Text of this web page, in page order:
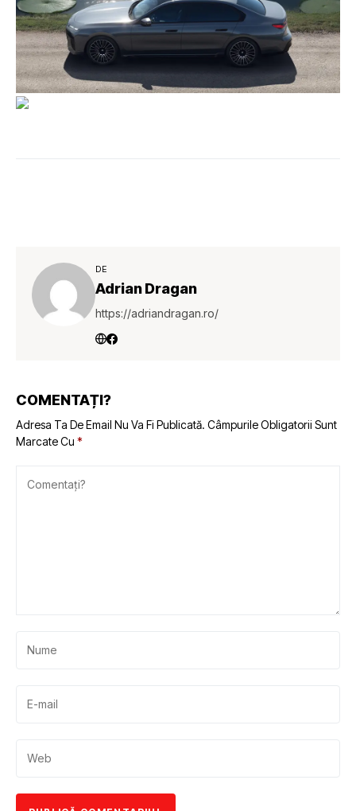
DE
Adrian Dragan
https://adriandragan.ro/
COMENTAȚI?
Adresa Ta De Email Nu Va Fi Publicată. Câmpurile Obligatorii Sunt
Marcate Cu *